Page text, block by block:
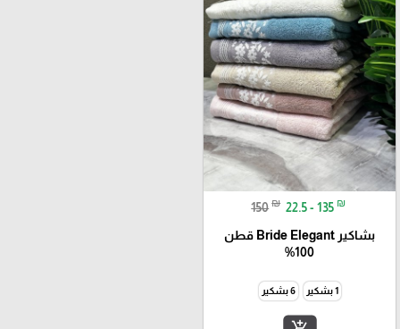
150 ₪ 22.5 - 135 ₪
بشاكير Bride Elegant قطن
100%
1 بشكير 6 بشكير